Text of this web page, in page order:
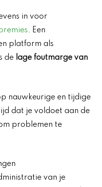
in voor
. Een
platform als
de lage foutmarge van
nauwkeurige en tijdige
dat je voldoet aan de
problemen te
van je